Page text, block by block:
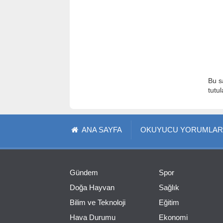
Bu
ANA SAYFA OKUYUCU
Gündem
Doğa Hayvan
Bilim ve Teknoloji
Hava Durumu
Spor
Sağlık
Eğitim
Ekonomi